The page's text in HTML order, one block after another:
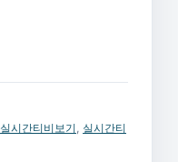
실시간티비보기, 실시간티